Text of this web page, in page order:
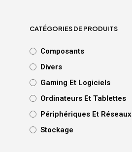
CATÉGORIES DE PRODUITS
Composants
Divers
Gaming Et Logiciels
Ordinateurs Et Tablettes
Périphériques Et Réseaux
Stockage